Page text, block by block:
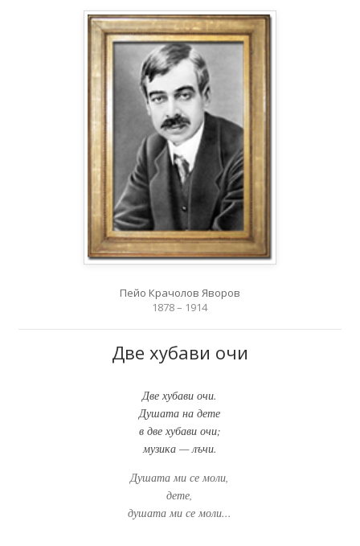
Пейо Крачолов Яворов
1878 – 1914
Две хубави очи
Две хубави очи.
Душата на дете
в две хубави очи;
музика — лъчи.
Душата ми се моли,
дете,
душата ми се моли...